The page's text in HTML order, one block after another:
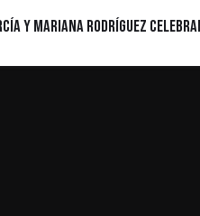
y Mariana Rodríguez